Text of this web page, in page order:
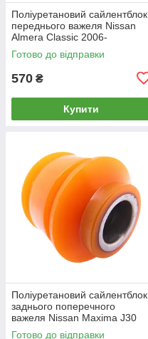
Поліуретановий cайлентблок
переднього важеля Nissan
Almera Classic 2006-
Готово до відправки
570 ₴
Купити
Поліуретановий сайлентблок
заднього поперечного
важеля Nissan Maxima J30
1988-1994 внутрішній та
Готово до відправки